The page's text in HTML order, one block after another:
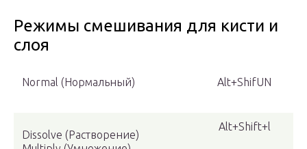
Режимы смешивания для кисти и
слоя
Normal (Нормальный) Alt+ShifUN
Dissolve (Растворение)
Alt+Shift+l